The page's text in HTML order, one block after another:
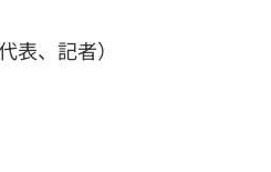
表、記者）